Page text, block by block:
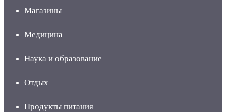
Магазины
Медицина
Наука и образование
Отдых
Продукты питания